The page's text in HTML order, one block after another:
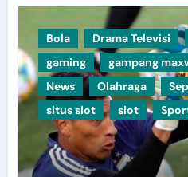
Bola Drama Televisi
gaming
gampang
News
Olahraga
situs slot
slot